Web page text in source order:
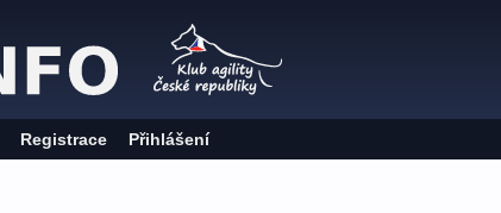
Registrace Přihlášení